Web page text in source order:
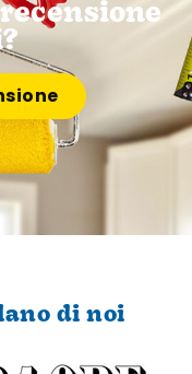
di noi